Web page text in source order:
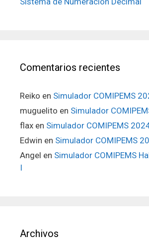
Comentarios recientes
Reiko en Simulador COMIPEMS
muguelito en Simulador
flax en Simulador COMIPEMS
Edwin en Simulador COMIPEMS
Angel en Simulador COMIPEMS
I
Archivos